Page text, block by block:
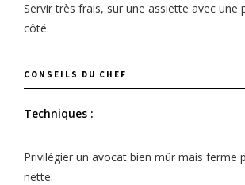
Servir très frais, sur une assiette avec une
côté.
CONSEILS DU CHEF
Techniques :
Privilégier un avocat bien mûr mais ferme
nette.